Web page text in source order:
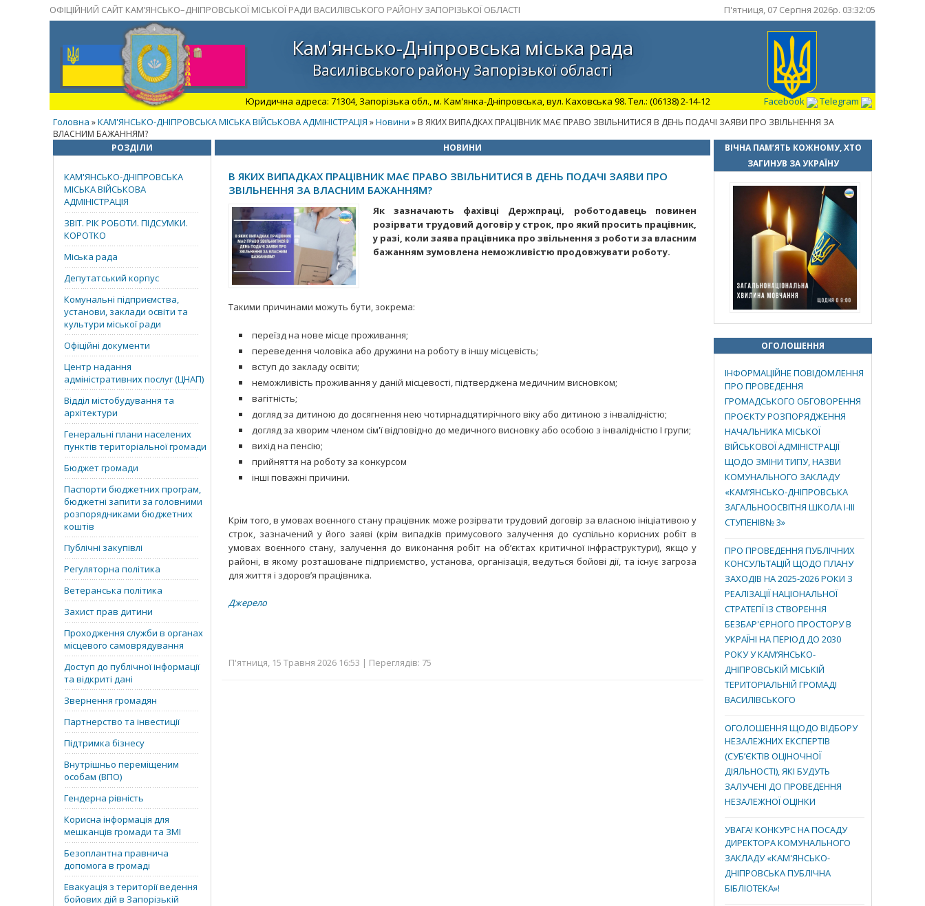
ОФІЦІЙНИЙ САЙТ КАМ’ЯНСЬКО–ДНІПРОВСЬКОЇ МІСЬКОЇ РАДИ ВАСИЛІВСЬКОГО РАЙОНУ ЗАПОРІЗЬКОЇ ОБЛАСТІ П'ятниця, 07 Серпня 2026р. 03:32:06
Кам'янсько-Дніпровська міська рада
Василівського району Запорізької області
Юридична адреса: 71304, Запорізька обл., м. Кам'янка-Дніпровська, вул. Каховська 98. Тел.: (06138) 2-14-12 Facebook
Telegram
Головна »КАМ'ЯНСЬКО-ДНІПРОВСЬКА МІСЬКА ВІЙСЬКОВА АДМІНІСТРАЦІЯ »Новини » В ЯКИХ ВИПАДКАХ ПРАЦІВНИК МАЄ ПРАВО ЗВІЛЬНИТИСЯ В ДЕНЬ ПОДАЧІ ЗАЯВИ ПРО ЗВІЛЬНЕННЯ ЗА
ВЛАСНИМ БАЖАННЯМ?
РОЗДІЛИ
КАМ'ЯНСЬКО-ДНІПРОВСЬКА
МІСЬКА ВІЙСЬКОВА
АДМІНІСТРАЦІЯ
ЗВІТ. РІК РОБОТИ. ПІДСУМКИ.
КОРОТКО
Міська рада
Депутатський корпус
Комунальні підприємства,
установи, заклади освіти та
культури міської ради
Офіційні документи
Центр надання
адміністративних послуг (ЦНАП)
Відділ містобудування та
архітектури
Генеральні плани населених
пунктів територіальної громади
Бюджет громади
Паспорти бюджетних програм,
бюджетні запити за головними
розпорядниками бюджетних
коштів
Публічні закупівлі
Регуляторна політика
Ветеранська політика
Захист прав дитини
Проходження служби в органах
місцевого самоврядування
Доступ до публічної інформації
та відкриті дані
Звернення громадян
Партнерство та інвестиції
Підтримка бізнесу
Внутрішньо переміщеним
особам (ВПО)
Гендерна рівність
Корисна інформація для
мешканців громади та ЗМІ
Безоплантна правнича
допомога в громаді
Евакуація з території ведення
бойових дій в Запорізькій
НОВИНИ
В ЯКИХ ВИПАДКАХ ПРАЦІВНИК МАЄ ПРАВО ЗВІЛЬНИТИСЯ В ДЕНЬ ПОДАЧІ ЗАЯВИ ПРО
ЗВІЛЬНЕННЯ ЗА ВЛАСНИМ БАЖАННЯМ?
Як зазначають фахівці Держпраці, роботодавець повинен
розірвати трудовий договір у строк, про який просить працівник,
у разі, коли заява працівника про звільнення з роботи за власним
бажанням зумовлена неможливістю продовжувати роботу.
Такими причинами можуть бути, зокрема:
переїзд на нове місце проживання;
переведення чоловіка або дружини на роботу в іншу місцевість;
вступ до закладу освіти;
неможливість проживання у даній місцевості, підтверджена медичним висновком;
вагітність;
догляд за дитиною до досягнення нею чотирнадцятирічного віку або дитиною з інвалідністю;
догляд за хворим членом сім'ї відповідно до медичного висновку або особою з інвалідністю I групи;
вихід на пенсію;
прийняття на роботу за конкурсом
інші поважні причини.
Крім того, в умовах воєнного стану працівник може розірвати трудовий договір за власною ініціативою у
строк, зазначений у його заяві (крім випадків примусового залучення до суспільно корисних робіт в
умовах воєнного стану, залучення до виконання робіт на об’єктах критичної інфраструктури), якщо у
районі, в якому розташоване підприємство, установа, організація, ведуться бойові дії, та існує загроза
для життя і здоров’я працівника.
Джерело
П'ятниця, 15 Травня 2026 16:53 | Переглядів: 75
ВІЧНА ПАМ’ЯТЬ КОЖНОМУ, ХТО
ЗАГИНУВ ЗА УКРАЇНУ
ОГОЛОШЕННЯ
ІНФОРМАЦІЙНЕ ПОВІДОМЛЕННЯ
ПРО ПРОВЕДЕННЯ
ГРОМАДСЬКОГО ОБГОВОРЕННЯ
ПРОЄКТУ РОЗПОРЯДЖЕННЯ
НАЧАЛЬНИКА МІСЬКОЇ
ВІЙСЬКОВОЇ АДМІНІСТРАЦІЇ
ЩОДО ЗМІНИ ТИПУ, НАЗВИ
КОМУНАЛЬНОГО ЗАКЛАДУ
«КАМ’ЯНСЬКО-ДНІПРОВСЬКА
ЗАГАЛЬНООСВІТНЯ ШКОЛА І-ІІІ
СТУПЕНІВ№ 3»
ПРО ПРОВЕДЕННЯ ПУБЛІЧНИХ
КОНСУЛЬТАЦІЙ ЩОДО ПЛАНУ
ЗАХОДІВ НА 2025-2026 РОКИ З
РЕАЛІЗАЦІЇ НАЦІОНАЛЬНОЇ
СТРАТЕГІЇ ІЗ СТВОРЕННЯ
БЕЗБАР'ЄРНОГО ПРОСТОРУ В
УКРАЇНІ НА ПЕРІОД ДО 2030
РОКУ У КАМ’ЯНСЬКО-
ДНІПРОВСЬКІЙ МІСЬКІЙ
ТЕРИТОРІАЛЬНІЙ ГРОМАДІ
ВАСИЛІВСЬКОГО
ОГОЛОШЕННЯ ЩОДО ВІДБОРУ
НЕЗАЛЕЖНИХ ЕКСПЕРТІВ
(СУБ’ЄКТІВ ОЦІНОЧНОЇ
ДІЯЛЬНОСТІ), ЯКІ БУДУТЬ
ЗАЛУЧЕНІ ДО ПРОВЕДЕННЯ
НЕЗАЛЕЖНОЇ ОЦІНКИ
УВАГА! КОНКУРС НА ПОСАДУ
ДИРЕКТОРА КОМУНАЛЬНОГО
ЗАКЛАДУ «КАМ'ЯНСЬКО-
ДНІПРОВСЬКА ПУБЛІЧНА
БІБЛІОТЕКА»!